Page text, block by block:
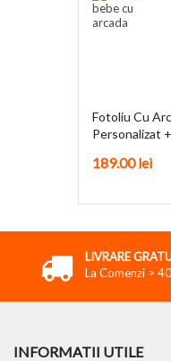
Fotoliu Cu
Personalizat
189.00lei
LIVRARE
La Comenzi >
INFORMATII UTILE